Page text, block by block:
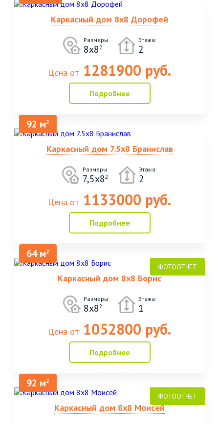
Каркасный дом 8х8 Дорофей
Размеры
8х82
Этажа:
2
Цена от 1281900 руб.
Подробнее
92 м2
Каркасный дом 7.5х8 Бранислав
Размеры
7,5х82
Этажа:
2
Цена от 1133000 руб.
Подробнее
64 м2
Каркасный дом 8х8 Борис
Размеры
8х82
Этажа:
1
Цена от 1052800 руб.
Подробнее
92 м2
Каркасный дом 8х8 Моисей